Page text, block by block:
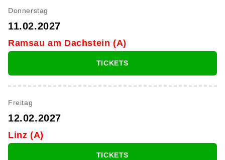
Donnerstag
11.02.2027
Ramsau am Dachstein (A)
TICKETS
Freitag
12.02.2027
Linz (A)
TICKETS